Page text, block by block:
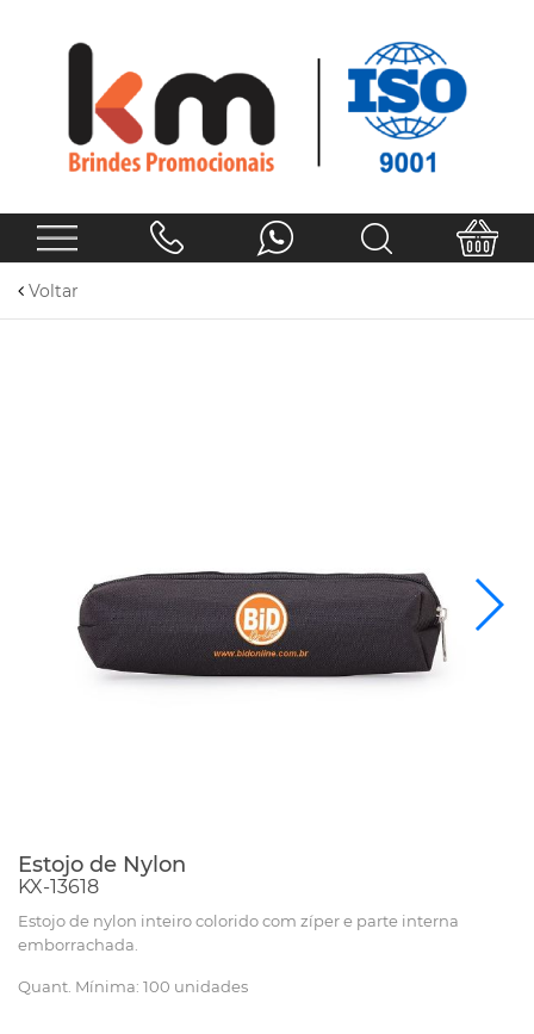
Voltar
Estojo de Nylon
KX-13618
Estojo de nylon inteiro colorido com zíper e parte interna
emborrachada.
Quant. Mínima: 100 unidades